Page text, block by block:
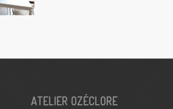
ATELIER OZÉCLORE